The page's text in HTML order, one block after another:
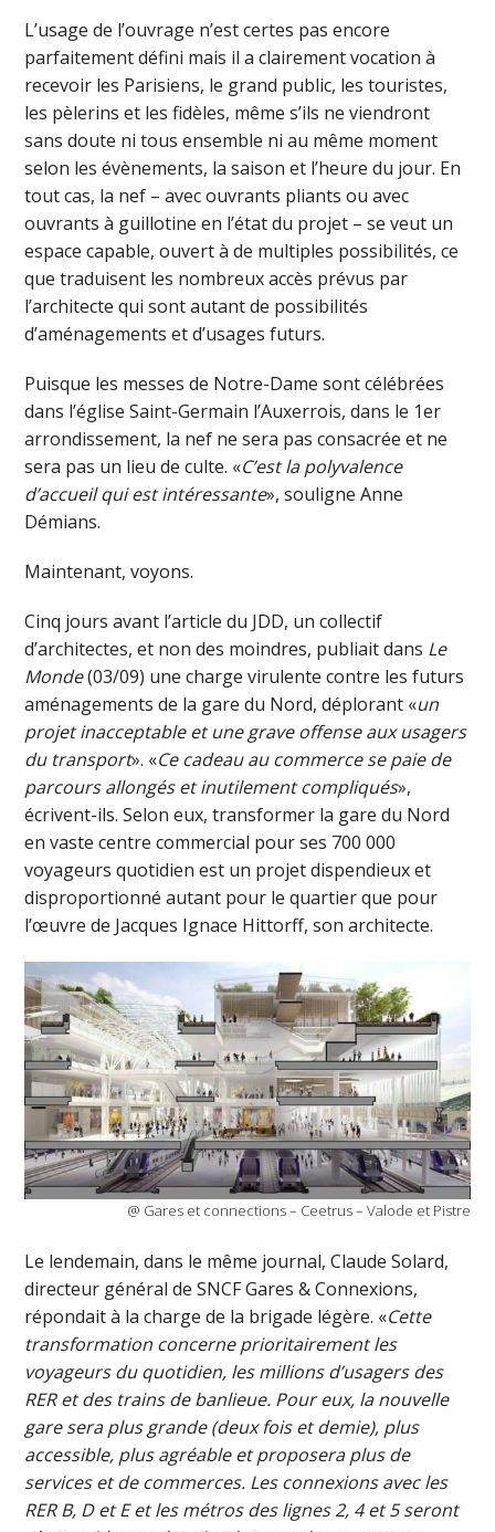
L’usage de l’ouvrage n’est certes pas encore
parfaitement défini mais il a clairement vocation à
recevoir les Parisiens, le grand public, les touristes,
les pèlerins et les fidèles, même s’ils ne viendront
sans doute ni tous ensemble ni au même moment
selon les évènements, la saison et l’heure du jour. En
tout cas, la nef – avec ouvrants pliants ou avec
ouvrants à guillotine en l’état du projet – se veut un
espace capable, ouvert à de multiples possibilités, ce
que traduisent les nombreux accès prévus par
l’architecte qui sont autant de possibilités
d’aménagements et d’usages futurs.
Puisque les messes de Notre-Dame sont célébrées
dans l’église Saint-Germain l’Auxerrois, dans le 1er
arrondissement, la nef ne sera pas consacrée et ne
sera pas un lieu de culte. «C’est la polyvalence
d’accueil qui est intéressante», souligne Anne
Démians.
Maintenant, voyons.
Cinq jours avant l’article du JDD, un collectif
d’architectes, et non des moindres, publiait dans Le
Monde(03/09) une charge virulente contre les futurs
aménagements de la gare du Nord, déplorant «un
projet inacceptable et une grave offense aux usagers
du transport». «Ce cadeau au commerce se paie de
parcours allongés et inutilement compliqués»,
écrivent-ils. Selon eux, transformer la gare du Nord
en vaste centre commercial pour ses 700 000
voyageurs quotidien est un projet dispendieux et
disproportionné autant pour le quartier que pour
l’œuvre de Jacques Ignace Hittorff, son architecte.
@ Gares et connections – Ceetrus – Valode et Pistre
Le lendemain, dans le même journal, Claude Solard,
directeur général de SNCF Gares & Connexions,
répondait à la charge de la brigade légère. «Cette
transformation concerne prioritairement les
voyageurs du quotidien, les millions d’usagers des
RER et des trains de banlieue. Pour eux, la nouvelle
gare sera plus grande (deux fois et demie), plus
accessible, plus agréable et proposera plus de
services et de commerces. Les connexions avec les
RER B, D et E et les métros des lignes 2, 4 et 5 seront